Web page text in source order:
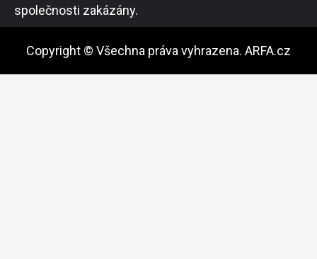
společnosti zakázány.
Copyright © Všechna práva vyhrazena. ARFA.cz